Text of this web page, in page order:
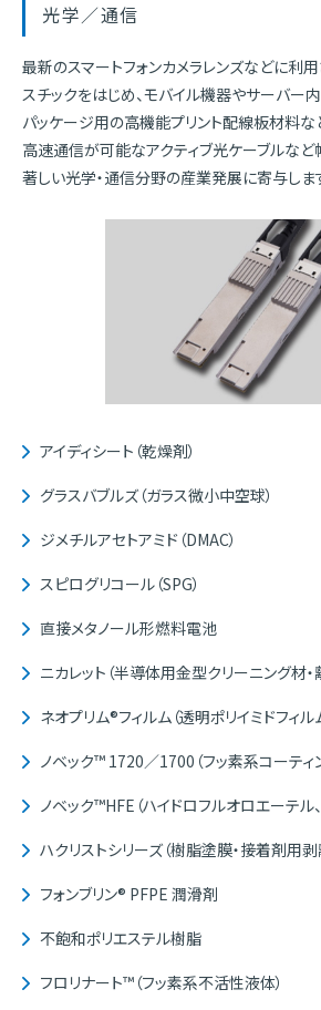
光学／通信
最新のスマートフォンカメラレンズなどに利
スチックをはじめ、モバイル機器やサーバー
パッケージ用の高機能プリント配線板材料な
高速通信が可能なアクティブ光ケーブルなど
著しい光学・通信分野の産業発展に寄与しま
アイディシート（乾燥剤）
グラスバブルズ（ガラス微小中空球）
ジメチルアセトアミド（DMAC）
スピログリコール（SPG）
直接メタノール形燃料電池
ニカレット（半導体用金型クリーニング材・
ネオプリム®フィルム（透明ポリイミドフィル
ノベック™ 1720／1700（フッ素系コーティ
ノベック™HFE（ハイドロフルオロエーテル
ハクリストシリーズ（樹脂塗膜・接着剤用剥
フォンブリン® PFPE 潤滑剤
不飽和ポリエステル樹脂
フロリナート™（フッ素系不活性液体）